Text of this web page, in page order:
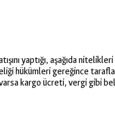
yaptığı, aşağıda
hükümleri gereğince
kargo ücreti, vergi gibi